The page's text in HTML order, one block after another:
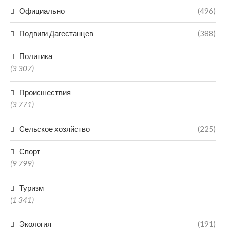
Официально (496)
Подвиги Дагестанцев (388)
Политика
(3 307)
Происшествия
(3 771)
Сельское хозяйство (225)
Спорт
(9 799)
Туризм
(1 341)
Экология (191)